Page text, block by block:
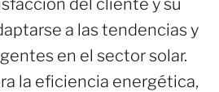
del cliente y su
a las tendencias y
en el sector solar.
la eficiencia energética,